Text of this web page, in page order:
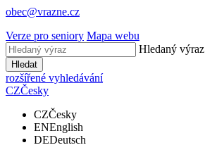
obec@vrazne.cz
Verze pro seniory Mapa webu
Hledaný výraz
Hledat
rozšířené vyhledávání
CZČesky
CZČesky
ENEnglish
DEDeutsch